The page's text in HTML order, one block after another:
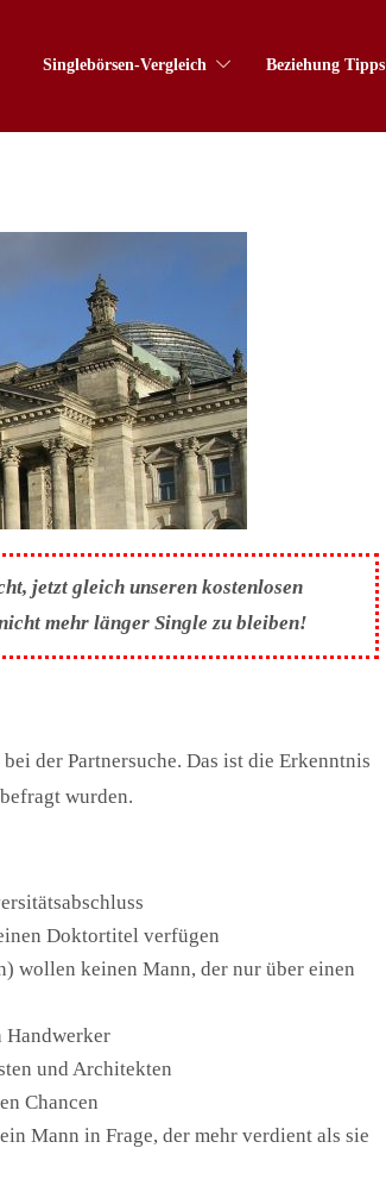
Singlebörsen-Vergleich Beziehung Tipps
jetzt gleich unseren kostenlosen
mehr länger Single zu bleiben!
der Partnersuche. Das ist die Erkenntnis
wurden.
Doktortitel verfügen
wollen keinen Mann, der nur über einen
Handwerker
und Architekten
Chancen
Mann in Frage, der mehr verdient als sie